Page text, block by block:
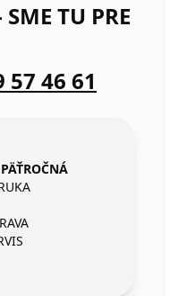
TU PRE
57 46 61
PÄŤROČNÁ